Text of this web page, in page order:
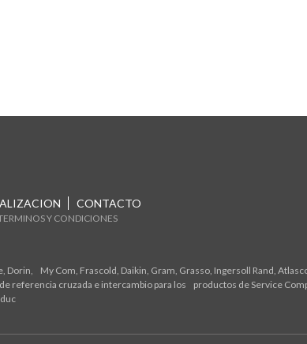
CONTACTO
Y CONDICIONES
My Com, Frascold, Daikin, Gram, Grasso, Ingersoll Rand,
referencia cruzada e intercambio para los productos de Service